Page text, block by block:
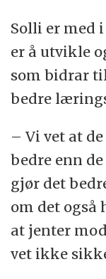
Solli er med
er å utvikle
som bidrar
bedre
– Vi vet at
bedre enn
gjør det
om det også
at jenter
vet ikke